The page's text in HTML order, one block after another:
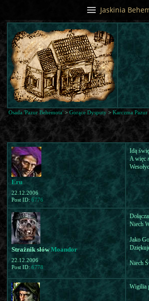
Osada 'Pazur Behemota' > Gorące Dysputy > Karczma Pazur
Eru
22.12.2006
Post ID: 6776
Idą
A więc
Strażnik słówMoandor
22.12.2006
Post ID:6778
Niech
Jako
Niech
Wigilia
Jaskinia